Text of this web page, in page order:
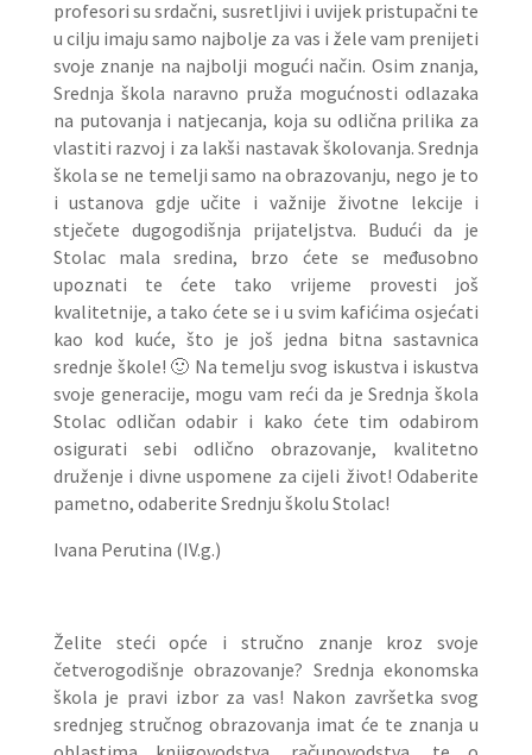
profesori su srdačni, susretljivi i uvijek pristupačni te
u cilju imaju samo najbolje za vas i žele vam prenijeti
svoje znanje na najbolji mogući način. Osim znanja,
Srednja škola naravno pruža mogućnosti odlazaka
na putovanja i natjecanja, koja su odlična prilika za
vlastiti razvoj i za lakši nastavak školovanja. Srednja
škola se ne temelji samo na obrazovanju, nego je to
i ustanova gdje učite i važnije životne lekcije i
stječete dugogodišnja prijateljstva. Budući da je
Stolac mala sredina, brzo ćete se međusobno
upoznati te ćete tako vrijeme provesti još
kvalitetnije, a tako ćete se i u svim kafićima osjećati
kao kod kuće, što je još jedna bitna sastavnica
srednje škole! 🙂 Na temelju svog iskustva i iskustva
svoje generacije, mogu vam reći da je Srednja škola
Stolac odličan odabir i kako ćete tim odabirom
osigurati sebi odlično obrazovanje, kvalitetno
druženje i divne uspomene za cijeli život! Odaberite
pametno, odaberite Srednju školu Stolac!
Ivana Perutina (IV.g.)
Želite steći opće i stručno znanje kroz svoje
četverogodišnje obrazovanje? Srednja ekonomska
škola je pravi izbor za vas! Nakon završetka svog
srednjeg stručnog obrazovanja imat će te znanja u